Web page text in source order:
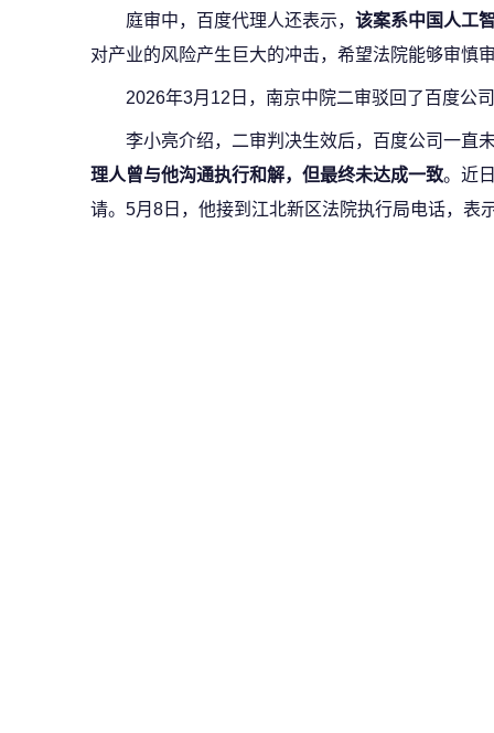
庭审中，百度代理人还表示， 该案系中国人工
对产业的风险产生巨大的冲击，希望法院能够审慎
2026年3月12日，南京中院二审驳回了百度公
李小亮介绍，二审判决生效后，百度公司一直
理人曾与他沟通执行和解，但最终未达成一致。近
请。5月8日，他接到江北新区法院执行局电话，表